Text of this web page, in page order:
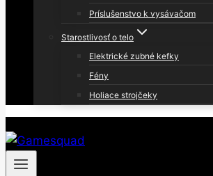
Príslušenstvo k vysávačom
Starostlivosť o telo
Elektrické zubné kefky
Fény
Holiace strojčeky